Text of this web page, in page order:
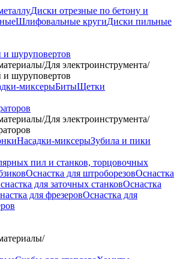
Диски отрезные по бетону и
Шлифовальные кругиДиски пильные
и шуруповертов
/Для электроинструмента/
и шуруповертов
миксерыБитыЩетки
/Для электроинструмента/
Насадки-миксерыЗубила и пики
пил и станков, торцовочных
Оснастка для штроборезовОснастка
для заточных станковОснастка
для фрезеровОснастка для
/